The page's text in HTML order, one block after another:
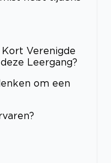
Verenigde
Leergang?
om een